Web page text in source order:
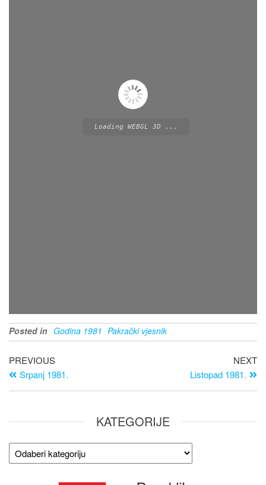
Loading WEBGL 3D ...
Posted in Godina 1981 Pakrački vjesnik
PREVIOUS
Srpanj 1981.
NEXT
Listopad 1981.
KATEGORIJE